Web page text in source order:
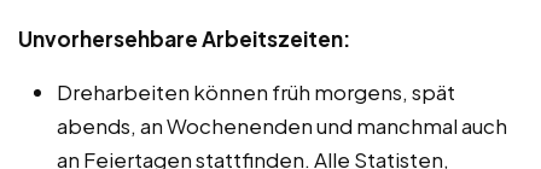
Unvorhersehbare Arbeitszeiten:
Dreharbeiten können früh morgens, spät
abends, an Wochenenden und manchmal auch
an Feiertagen stattfinden. Alle Statisten,